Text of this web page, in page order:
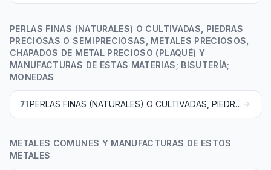
PERLAS FINAS (NATURALES) O CULTIVADAS, PIEDRAS
PRECIOSAS O SEMIPRECIOSAS, METALES PRECIOSOS,
CHAPADOS DE METAL PRECIOSO (PLAQUÉ) Y
MANUFACTURAS DE ESTAS MATERIAS; BISUTERÍA;
MONEDAS
71 PERLAS FINAS (NATURALES) O CULTIVADAS, PIEDRAS PRECIOSAS O SEMIPRECIOSAS, METALES PRECIOSOS, CHAPADOS DE METAL PRECIOSO (PLAQUÉ) Y MANUFACTURAS DE ESTAS MATERIAS; BISUTERÍA; MONEDAS
METALES COMUNES Y MANUFACTURAS DE ESTOS
METALES